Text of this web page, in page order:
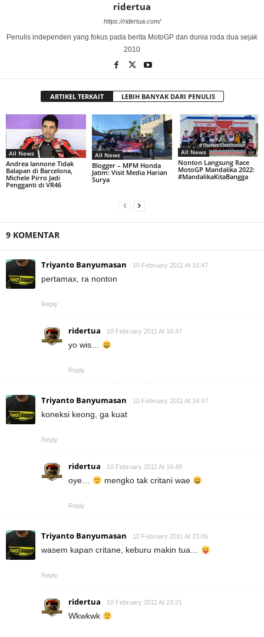
ridertua
https://ridertua.com/
Penulis independen yang fokus pada berita MotoGP dan dunia roda dua sejak
2010
ARTIKEL TERKAIT LEBIH BANYAK DARI PENULIS
All News
Andrea Iannone Tidak
Balapan di Barcelona,
Michele Pirro Jadi
Pengganti di VR46
All News
Blogger – MPM Honda
Jatim: Visit Media Harian
Surya
All News
Nonton Langsung Race
MotoGP Mandalika 2022:
#MandalikaKitaBangga
9 KOMENTAR
Triyanto Banyumasan 10 February 2011 At 16:47
pertamax, ra nonton
Reply
ridertua 10 February 2011 At 16:47
yo wis…
Reply
Triyanto Banyumasan 10 February 2011 At 16:47
koneksi keong, ga kuat
Reply
ridertua 10 February 2011 At 16:49
oye… mengko tak critani wae
Reply
Triyanto Banyumasan 10 February 2011 At 23:05
wasem kapan critane, keburu makin tua…
Reply
ridertua 10 February 2011 At 23:21
Wkwkwk